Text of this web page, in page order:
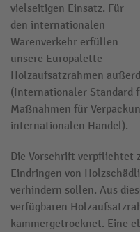
vielseitigen Einsatz. Für
den internationalen
Warenverkehr erfüllen
unsere Europalette-
Holzaufsatzrahmen
(Internationaler Standard
Maßnahmen für
internationalen Handel).
Die Vorschrift verpflichtet
Eindringen von
verhindern sollen. Aus
verfügbaren
kammergetrocknet. Eine